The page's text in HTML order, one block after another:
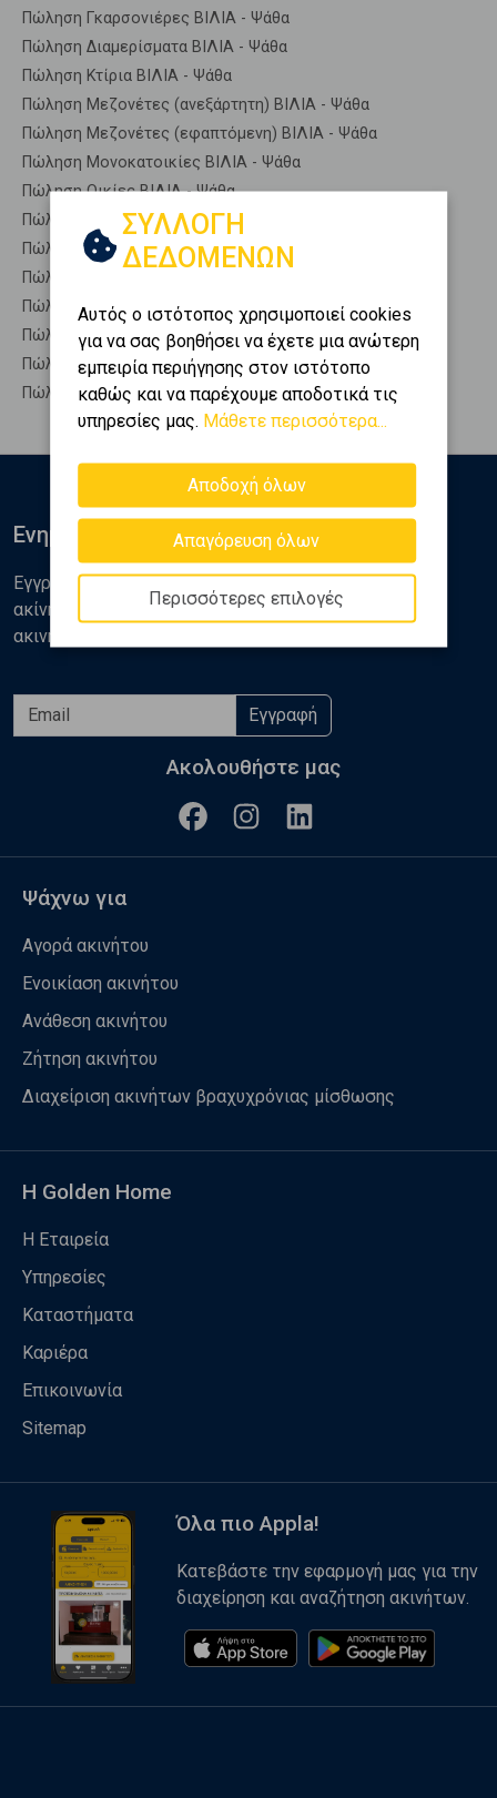
Πώληση Γκαρσονιέρες ΒΙΛΙΑ - Ψάθα
Πώληση Διαμερίσματα ΒΙΛΙΑ - Ψάθα
Πώληση Κτίρια ΒΙΛΙΑ - Ψάθα
Πώληση Μεζονέτες (ανεξάρτητη) ΒΙΛΙΑ - Ψάθα
Πώληση Μεζονέτες (εφαπτόμενη) ΒΙΛΙΑ - Ψάθα
Πώληση Μονοκατοικίες ΒΙΛΙΑ - Ψάθα
Πώληση Οικίες ΒΙΛΙΑ - Ψάθα
Πώληση Οροφοδιαμερίσματα ΒΙΛΙΑ - Ψάθα
Πώληση Οροφομεζονέτες ΒΙΛΙΑ - Ψάθα
Πώληση Ρετιρέ ΒΙΛΙΑ - Ψάθα
Πώληση Συγκροτήματα κατοικιών ΒΙΛΙΑ - Ψάθα
Πώληση Υπόγεια ΒΙΛΙΑ - Ψάθα
Πώληση Υπόσκαφα ΒΙΛΙΑ - Ψάθα
Πώληση Υπολ. υψουν ΒΙΛΙΑ - Ψάθα
ΣΥΛΛΟΓΗ
ΔΕΔΟΜΕΝΩΝ
Αυτός ο ιστότοπος χρησιμοποιεί cookies
για να σας βοηθήσει να έχετε μια ανώτερη
εμπειρία περιήγησης στον ιστότοπο
καθώς και να παρέχουμε αποδοτικά τις
υπηρεσίες μας. Μάθετε περισσότερα...
Αποδοχή όλων
Απαγόρευση όλων
Περισσότερες επιλογές
Ενημερωθείτε
Εγγραφείτε στο newsletter της Golden Home για νέα
ακίνητα, αναλύσεις και διάφορα θέματα της αγοράς
ακινήτων
Εγγραφή
Ακολουθήστε μας
Ψάχνω για
Αγορά ακινήτου
Ενοικίαση ακινήτου
Ανάθεση ακινήτου
Ζήτηση ακινήτου
Διαχείριση ακινήτων βραχυχρόνιας μίσθωσης
Η Golden Home
Η Εταιρεία
Υπηρεσίες
Καταστήματα
Καριέρα
Επικοινωνία
Sitemap
Όλα πιο Appla!
Κατεβάστε την εφαρμογή μας για την
διαχείρηση και αναζήτηση ακινήτων.